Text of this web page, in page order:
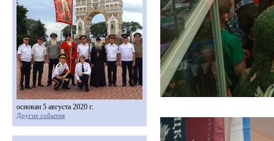
основан 5 августа 2020 г.
Другие события